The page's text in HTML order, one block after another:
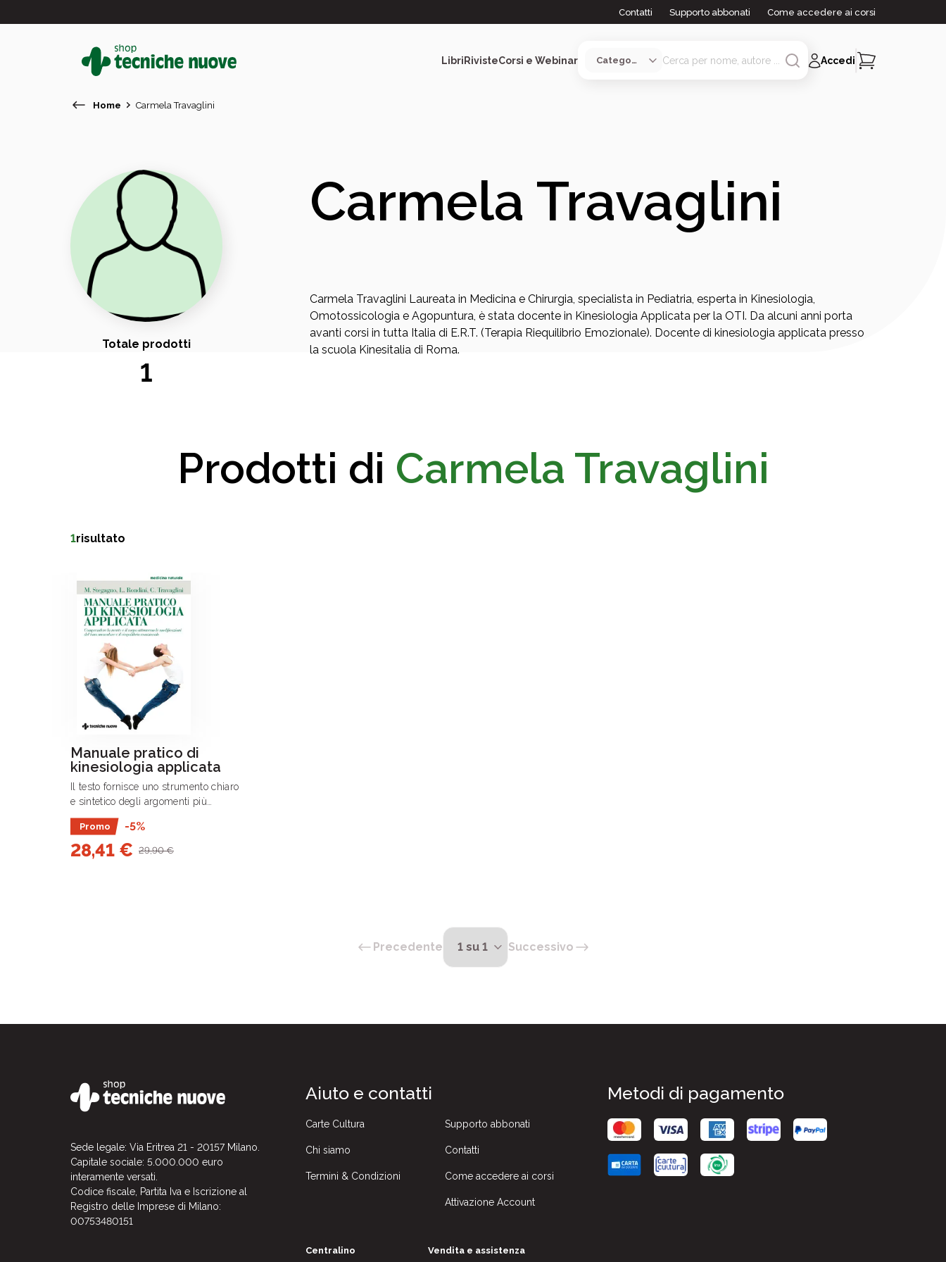
Contatti Supporto abbonati Come accedere ai corsi
LibriRivisteCorsi e Webinar
In primo piano
Accedi
Home Carmela Travaglini
Totale prodotti
1
Carmela Travaglini
Carmela Travaglini Laureata in Medicina e Chirurgia, specialista in Pediatria, esperta in Kinesiologia,
Omotossicologia e Agopuntura, è stata docente in Kinesiologia Applicata per la OTI. Da alcuni anni porta
avanti corsi in tutta Italia di E.R.T. (Terapia Riequilibrio Emozionale). Docente di kinesiologia applicata presso
la scuola Kinesitalia di Roma.
Prodotti di Carmela Travaglini
1risultato
Manuale pratico di
kinesiologia applicata
Il testo fornisce uno strumento chiaro
e sintetico degli argomenti più
frequentemente affrontati da chi
utilizza la Kinesiologia Applicata, sia
da chi si avvicina per la prima volta a .
Promo -5%
28,41 € 29,90 €
Precedente Successivo
Sede legale: Via Eritrea 21 - 20157 Milano.
Capitale sociale: 5.000.000 euro
interamente versati.
Codice fiscale, Partita Iva e Iscrizione al
Registro delle Imprese di Milano:
00753480151
Aiuto e contatti
Carte Cultura
Chi siamo
Termini & Condizioni
Supporto abbonati
Contatti
Come accedere ai corsi
Attivazione Account
Centralino Vendita e assistenza
Metodi di pagamento